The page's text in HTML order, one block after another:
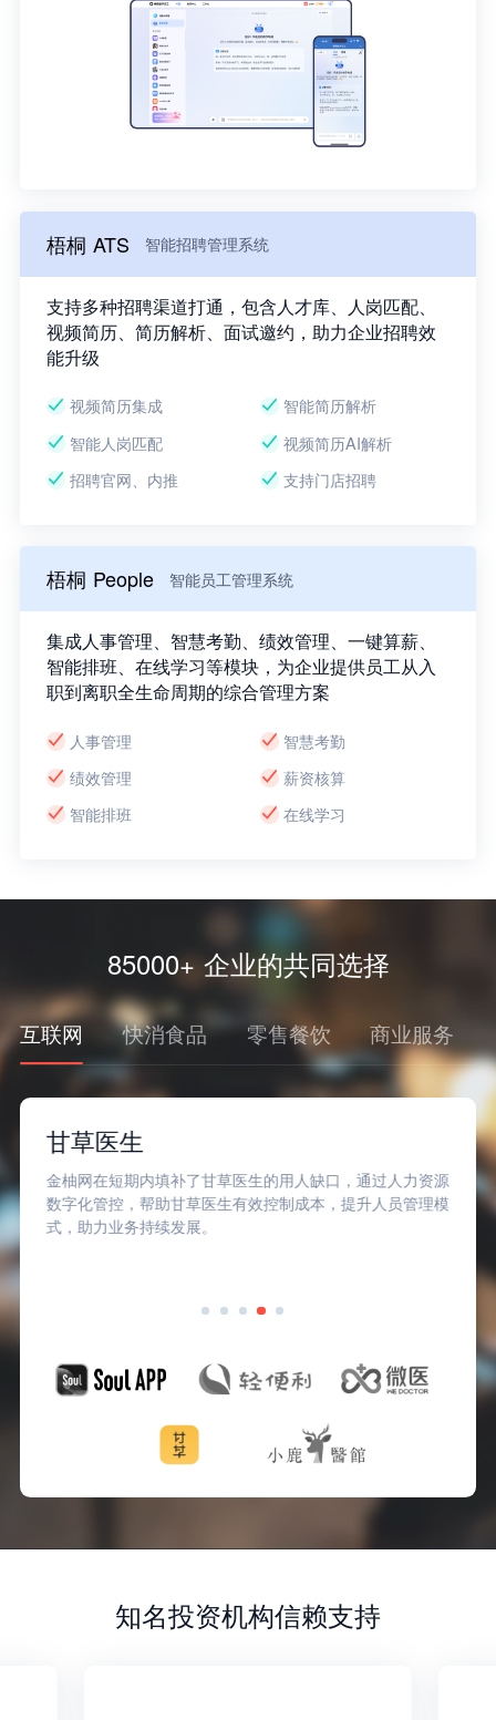
梧桐 ATS 智能招聘管理系统
支持多种招聘渠道打通，包含人才库、人岗匹配、
视频简历、简历解析、面试邀约，助力企业招聘效
能升级
视频简历集成
智能简历解析
智能人岗匹配
视频简历AI解析
招聘官网、内推
支持门店招聘
梧桐 People 智能员工管理系统
集成人事管理、智慧考勤、绩效管理、一键算薪、
智能排班、在线学习等模块，为企业提供员工从入
职到离职全生命周期的综合管理方案
人事管理
智慧考勤
绩效管理
薪资核算
智能排班
在线学习
85000+ 企业的共同选择
互联网 快消食品 零售餐饮 商业服务
甘草医生
金柚网在短期内填补了甘草医生的用人缺口，通过人力资源
数字化管控，帮助甘草医生有效控制成本，提升人员管理模
式，助力业务持续发展。
知名投资机构信赖支持